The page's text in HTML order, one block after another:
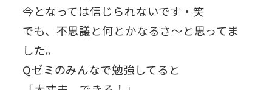
今となっては信じられないです・笑
でも、不思議と何とかなるさ～と思ってま
した。
Qゼミのみんなで勉強してると